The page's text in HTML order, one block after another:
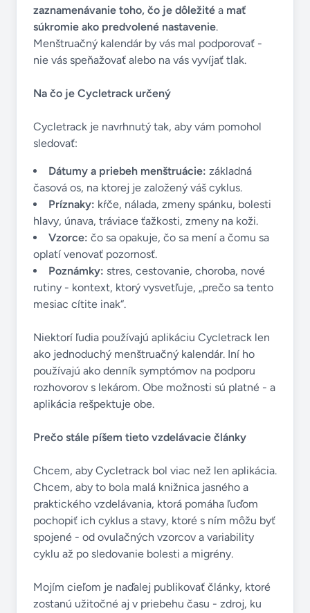
zaznamenávanie toho, čo je dôležité a mať
súkromie ako predvolené nastavenie.
Menštruačný kalendár by vás mal podporovať -
nie vás speňažovať alebo na vás vyvíjať tlak.
Na čo je Cycletrack určený
Cycletrack je navrhnutý tak, aby vám pomohol
sledovať:
Dátumy a priebeh menštruácie: základná
časová os, na ktorej je založený váš cyklus.
Príznaky: kŕče, nálada, zmeny spánku, bolesti
hlavy, únava, tráviace ťažkosti, zmeny na koži.
Vzorce: čo sa opakuje, čo sa mení a čomu sa
oplatí venovať pozornosť.
Poznámky: stres, cestovanie, choroba, nové
rutiny - kontext, ktorý vysvetľuje, „prečo sa tento
mesiac cítite inak“.
Niektorí ľudia používajú aplikáciu Cycletrack len
ako jednoduchý menštruačný kalendár. Iní ho
používajú ako denník symptómov na podporu
rozhovorov s lekárom. Obe možnosti sú platné - a
aplikácia rešpektuje obe.
Prečo stále píšem tieto vzdelávacie články
Chcem, aby Cycletrack bol viac než len aplikácia.
Chcem, aby to bola malá knižnica jasného a
praktického vzdelávania, ktorá pomáha ľuďom
pochopiť ich cyklus a stavy, ktoré s ním môžu byť
spojené - od ovulačných vzorcov a variability
cyklu až po sledovanie bolesti a migrény.
Mojím cieľom je naďalej publikovať články, ktoré
zostanú užitočné aj v priebehu času - zdroj, ku